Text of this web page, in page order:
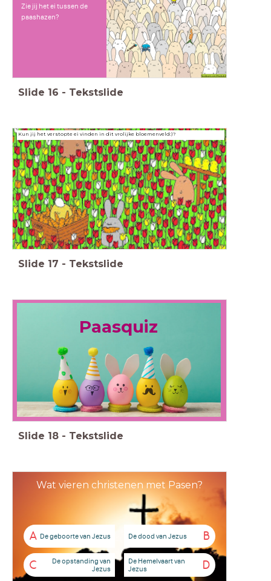
Zie jij het ei tussen de
paashazen?
Slide 16 - Tekstslide
Kun jij het verstopte ei vinden in dit vrolijke bloemenveld:)?
Slide 17 - Tekstslide
Paasquiz
Slide 18 - Tekstslide
Wat vieren christenen met Pasen?
A De geboorte van Jezus B
De dood van Jezus
C
De opstanding van
Jezus
D
De Hemelvaart van
Jezus